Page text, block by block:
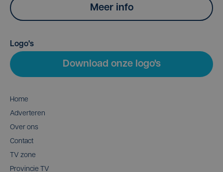
Meer info
Logo's
Download onze logo's
Home
Adverteren
Over ons
Contact
TV zone
Provincie TV